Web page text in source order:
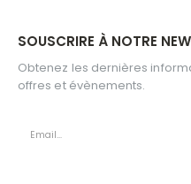
SOUSCRIRE À NOTRE
Obtenez les dernières
offres et évènements.